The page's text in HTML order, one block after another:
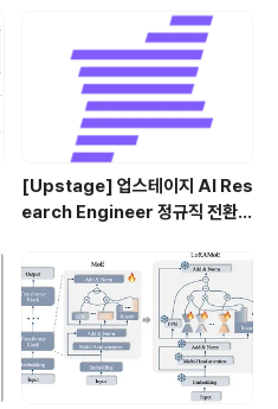
[Upstage] 업스테이지 AI Res
earch Engineer 정규직 전환